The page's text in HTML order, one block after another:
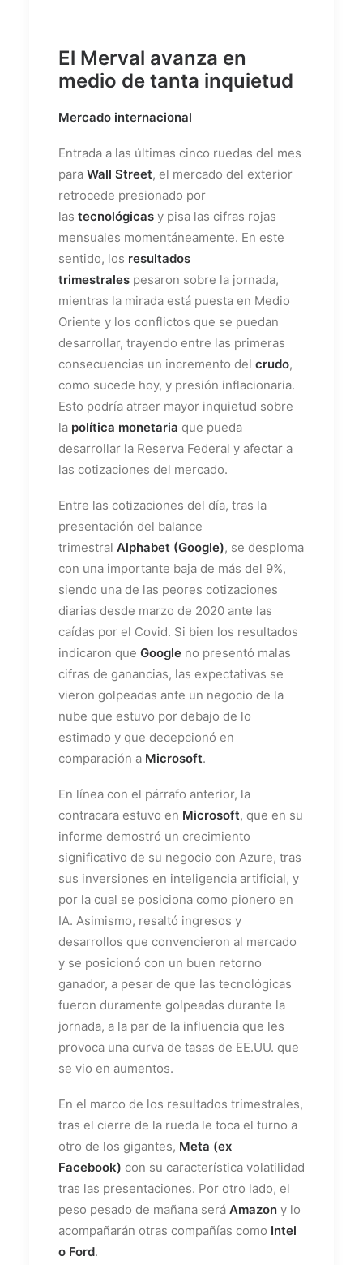
El Merval avanza en
medio de tanta inquietud
Mercado internacional
Entrada a las últimas cinco ruedas del mes
para Wall Street, el mercado del exterior
retrocede presionado por
las tecnológicas y pisa las cifras rojas
mensuales momentáneamente. En este
sentido, los resultados
trimestrales pesaron sobre la jornada,
mientras la mirada está puesta en Medio
Oriente y los conflictos que se puedan
desarrollar, trayendo entre las primeras
consecuencias un incremento del crudo,
como sucede hoy, y presión inflacionaria.
Esto podría atraer mayor inquietud sobre
la política monetaria que pueda
desarrollar la Reserva Federal y afectar a
las cotizaciones del mercado.
Entre las cotizaciones del día, tras la
presentación del balance
trimestral Alphabet (Google), se desploma
con una importante baja de más del 9%,
siendo una de las peores cotizaciones
diarias desde marzo de 2020 ante las
caídas por el Covid. Si bien los resultados
indicaron que Google no presentó malas
cifras de ganancias, las expectativas se
vieron golpeadas ante un negocio de la
nube que estuvo por debajo de lo
estimado y que decepcionó en
comparación a Microsoft.
En línea con el párrafo anterior, la
contracara estuvo en Microsoft, que en su
informe demostró un crecimiento
significativo de su negocio con Azure, tras
sus inversiones en inteligencia artificial, y
por la cual se posiciona como pionero en
IA. Asimismo, resaltó ingresos y
desarrollos que convencieron al mercado
y se posicionó con un buen retorno
ganador, a pesar de que las tecnológicas
fueron duramente golpeadas durante la
jornada, a la par de la influencia que les
provoca una curva de tasas de EE.UU. que
se vio en aumentos.
En el marco de los resultados trimestrales,
tras el cierre de la rueda le toca el turno a
otro de los gigantes, Meta (ex
Facebook) con su característica volatilidad
tras las presentaciones. Por otro lado, el
peso pesado de mañana será Amazon y lo
acompañarán otras compañías como Intel
o Ford.